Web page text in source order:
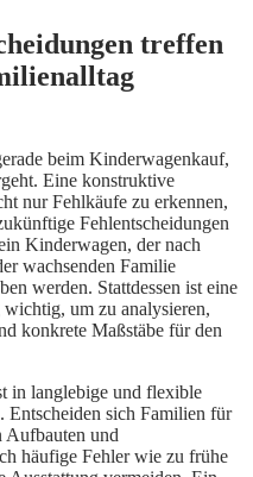
treffen
beim Kinderwagenkauf,
Eine konstruktive
nur Fehlkäufe zu erkennen,
Fehlentscheidungen
Kinderwagen, der nach
wachsenden Familie
werden. Stattdessen ist eine
um zu analysieren,
konkrete Maßstäbe für den
in langlebige und flexible
Entscheiden sich Familien für
Aufbauten und
häufige Fehler wie zu frühe